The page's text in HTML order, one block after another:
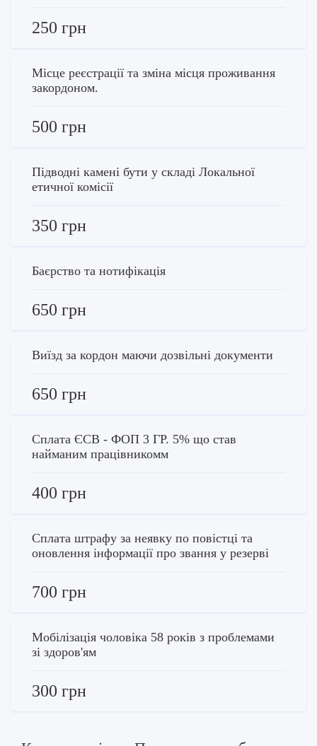
250 грн
Місце реєстрації та зміна місця проживання
закордоном.
500 грн
Підводні камені бути у складі Локальної
етичної комісії
350 грн
Баєрство та нотифікація
650 грн
Виїзд за кордон маючи дозвільні документи
650 грн
Сплата ЄСВ - ФОП 3 ГР. 5% що став
найманим працівникомм
400 грн
Сплата штрафу за неявку по повістці та
оновлення інформації про звання у резерві
700 грн
Мобілізація чоловіка 58 років з проблемами
зі здоров'ям
300 грн